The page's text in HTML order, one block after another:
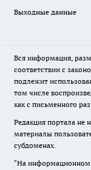
Выходные данные
Вся информация,
соответствии с
подлежит
том числе
как с письменного
Редакция портала не
материалы
субдоменах.
"На информационном